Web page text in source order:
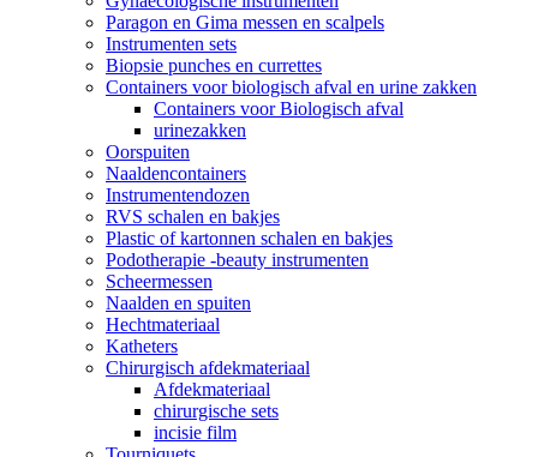
Paragon en Gima messen en scalpels
Instrumenten sets
Biopsie punches en currettes
Containers voor biologisch afval en urine zakken
Containers voor Biologisch afval
urinezakken
Oorspuiten
Naaldencontainers
Instrumentendozen
RVS schalen en bakjes
Plastic of kartonnen schalen en bakjes
Podotherapie -beauty instrumenten
Scheermessen
Naalden en spuiten
Hechtmateriaal
Katheters
Chirurgisch afdekmateriaal
Afdekmateriaal
chirurgische sets
incisie film